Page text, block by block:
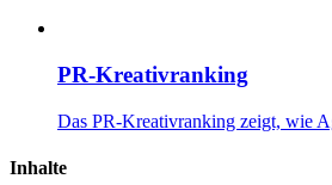
PR-Krea­tiv­ran­king
Das PR-Kreativranking zeigt, wie
Inhalte